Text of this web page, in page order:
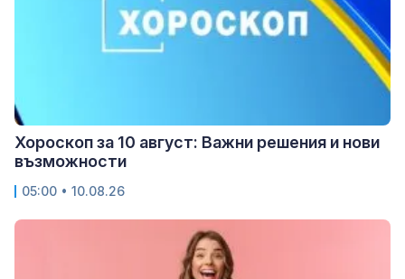
Хороскоп за 10 август: Важни решения и нови
възможности
05:00 • 10.08.26